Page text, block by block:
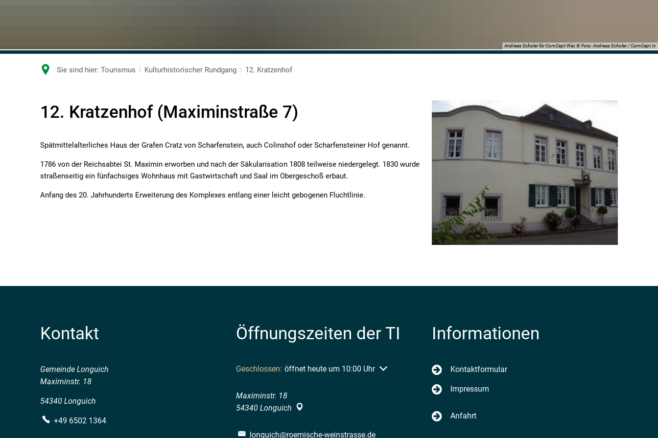
Andreas Scholer für ComCept Wer, © Foto: Andreas Scholer / ComCept.tv
Sie sind hier: Tourismus Kulturhistorischer Rundgang 12. Kratzenhof
12. Kratzenhof (Maximinstraße 7)
Spätmittelalterliches Haus der Grafen Cratz von Scharfenstein, auch Colinshof oder Scharfensteiner Hof genannt.
1786 von der Reichsabtei St. Maximin erworben und nach der Säkularisation 1808 teilweise niedergelegt. 1830 wurde
straßenseitig ein fünfachsiges Wohnhaus mit Gastwirtschaft und Saal im Obergeschoß erbaut.
Anfang des 20. Jahrhunderts Erweiterung des Komplexes entlang einer leicht gebogenen Fluchtlinie.
Kontakt
Gemeinde Longuich
Maximinstr. 18
54340 Longuich
+49 6502 1364
Öffnungszeiten der TI
Klicken, um weitere Öffnungs- oder Schließzeiten auszublenden
Geschlossen: öffnet heute um 10:00 Uhr
Maximinstr. 18
54340 Longuich
longuich@roemische-weinstrasse.de
Informationen
Kontaktformular
Impressum
Anfahrt